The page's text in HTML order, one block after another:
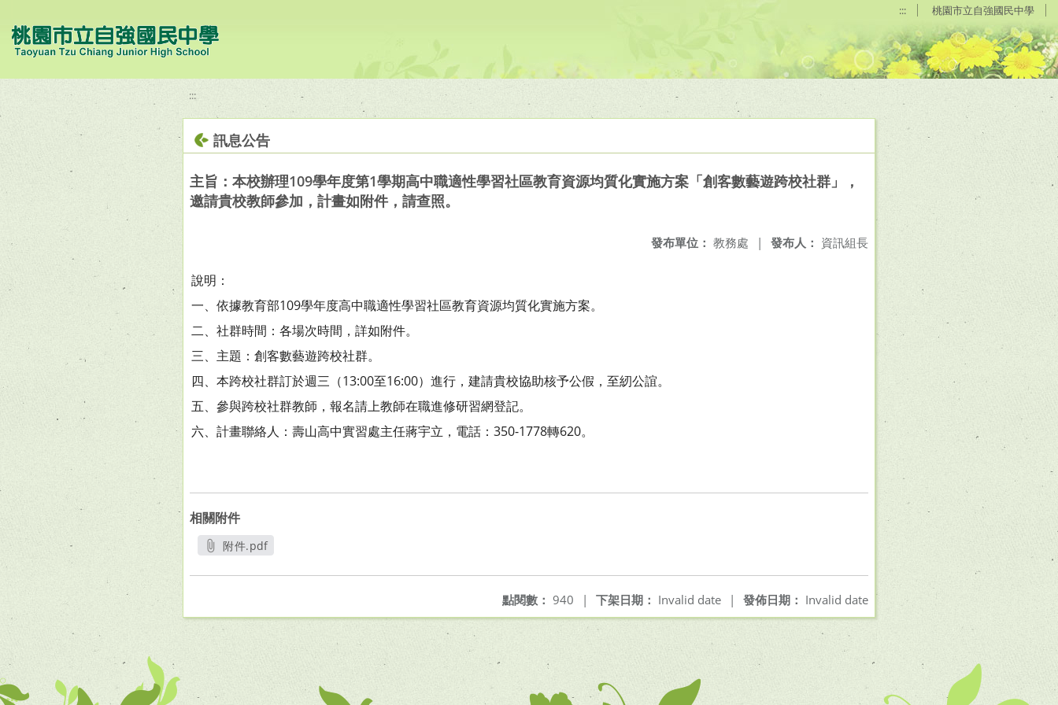
::: 桃園市立自強國民中學
:::
訊息公告
主旨：本校辦理109學年度第1學期高中職適性學習社區教育資源均質化實施方案「創客數藝遊跨校社群」，
邀請貴校教師參加，計畫如附件，請查照。
發布人： 資訊組長
發布單位： 教務處 |
說明：
一、依據教育部109學年度高中職適性學習社區教育資源均質化實施方案。
二、社群時間：各場次時間，詳如附件。
三、主題：創客數藝遊跨校社群。
四、本跨校社群訂於週三（13:00至16:00）進行，建請貴校協助核予公假，至紉公誼。
五、參與跨校社群教師，報名請上教師在職進修研習網登記。
六、計畫聯絡人：壽山高中實習處主任蔣宇立，電話：350-1778轉620。
相關附件
附件.pdf
發佈日期： Invalid date
下架日期： Invalid date |
點閱數： 940 |